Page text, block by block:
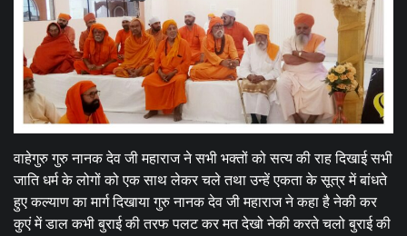
वाहेगुरु गुरु नानक देव जी महाराज ने सभी भक्तों को सत्य की राह दिखाई सभी
जाति धर्म के लोगों को एक साथ लेकर चले तथा उन्हें एकता के सूत्र में बांधते
हुए कल्याण का मार्ग दिखाया गुरु नानक देव जी महाराज ने कहा है नेकी कर
कुएं में डाल कभी बुराई की तरफ पलट कर मत देखो नेकी करते चलो बुराई की